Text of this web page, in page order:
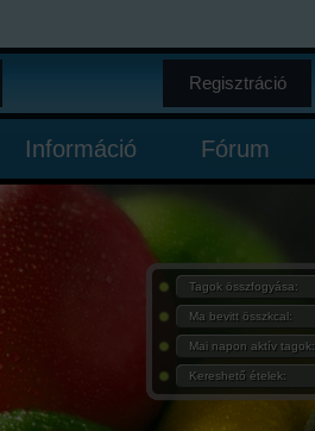
Regisztráció
Információ Fórum
Tagok összfogyása:
Ma bevitt összkcal:
Mai napon aktív tagok:
Kereshető ételek: